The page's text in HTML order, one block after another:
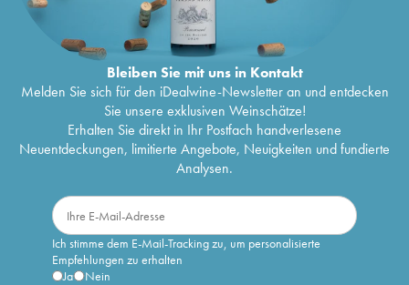
Bleiben Sie mit uns in Kontakt
Melden Sie sich für den iDealwine-Newsletter an und entdecken
Sie unsere exklusiven Weinschätze!
Erhalten Sie direkt in Ihr Postfach handverlesene
Neuentdeckungen, limitierte Angebote, Neuigkeiten und fundierte
Analysen.
Ich stimme dem E-Mail-Tracking zu, um personalisierte
Empfehlungen zu erhalten
Ja
Nein